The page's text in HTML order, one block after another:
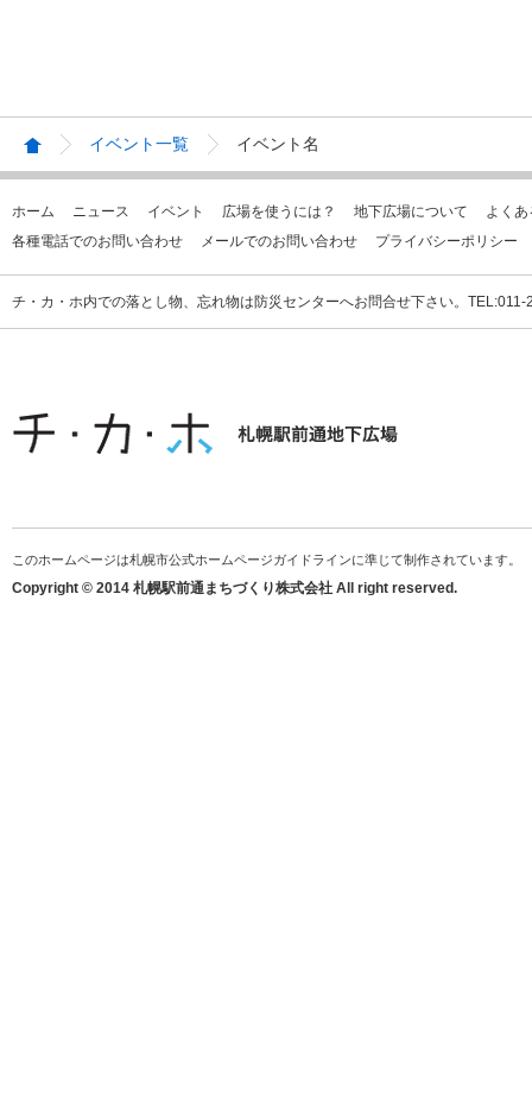
イベント一覧 イベント名
ホーム ニュース イベント 広場を使うには？ 地下広場について
よく
各種電話でのお問い合わせ
メールでのお問い合わせ プライバシーポリシー
チ・カ・ホ内での落とし物、忘れ物は防災センターへお問合せ下さい。
このホームページは札幌市公式ホームページガイドラインに準じて制作されています。
Copyright © 2014 札幌駅前通まちづくり株式会社 All right reserved.